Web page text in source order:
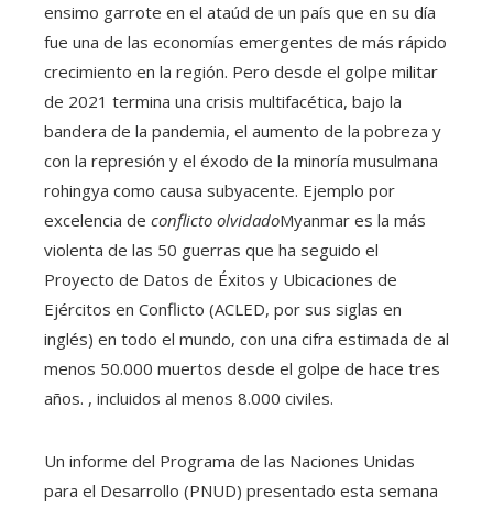
ensimo garrote en el ataúd de un país que en su día
fue una de las economías emergentes de más rápido
crecimiento en la región. Pero desde el golpe militar
de 2021 termina una crisis multifacética, bajo la
bandera de la pandemia, el aumento de la pobreza y
con la represión y el éxodo de la minoría musulmana
rohingya como causa subyacente. Ejemplo por
excelencia de conflicto olvidadoMyanmar es la más
violenta de las 50 guerras que ha seguido el
Proyecto de Datos de Éxitos y Ubicaciones de
Ejércitos en Conflicto (ACLED, por sus siglas en
inglés) en todo el mundo, con una cifra estimada de al
menos 50.000 muertos desde el golpe de hace tres
años. , incluidos al menos 8.000 civiles.
Un informe del Programa de las Naciones Unidas
para el Desarrollo (PNUD) presentado esta semana